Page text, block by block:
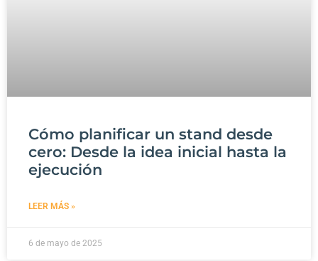
Cómo planificar un stand desde
cero: Desde la idea inicial hasta la
ejecución
LEER MÁS »
6 de mayo de 2025